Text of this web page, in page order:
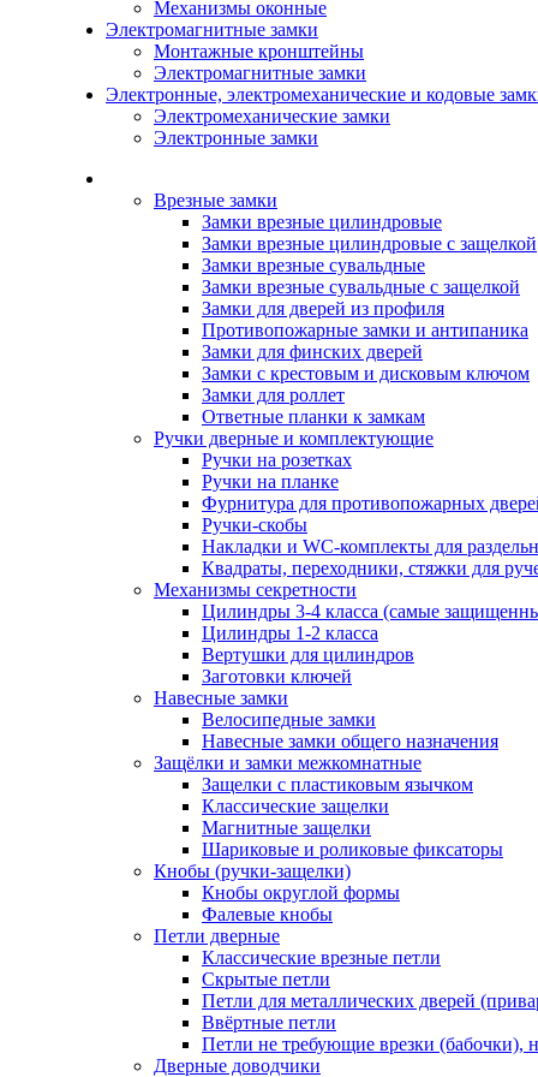
Механизмы оконные
Электромагнитные замки
Монтажные кронштейны
Электромагнитные замки
Электронные, электромеханические и кодовые
Электромеханические замки
Электронные замки
Врезные замки
Замки врезные цилиндровые
Замки врезные цилиндровые с защелкой
Замки врезные сувальдные
Замки врезные сувальдные с защелкой
Замки для дверей из профиля
Противопожарные замки и антипаника
Замки для финских дверей
Замки с крестовым и дисковым ключом
Замки для роллет
Ответные планки к замкам
Ручки дверные и комплектующие
Ручки на розетках
Ручки на планке
Фурнитура для противопожарных
Ручки-скобы
Накладки и WC-комплекты для
Квадраты, переходники, стяжки для
Механизмы секретности
Цилиндры 3-4 класса (самые
Цилиндры 1-2 класса
Вертушки для цилиндров
Заготовки ключей
Навесные замки
Велосипедные замки
Навесные замки общего назначения
Защёлки и замки межкомнатные
Защелки с пластиковым язычком
Классические защелки
Магнитные защелки
Шариковые и роликовые фиксаторы
Кнобы (ручки-защелки)
Кнобы округлой формы
Фалевые кнобы
Петли дверные
Классические врезные петли
Скрытые петли
Петли для металлических дверей
Ввёртные петли
Петли не требующие врезки (бабочки),
Дверные доводчики